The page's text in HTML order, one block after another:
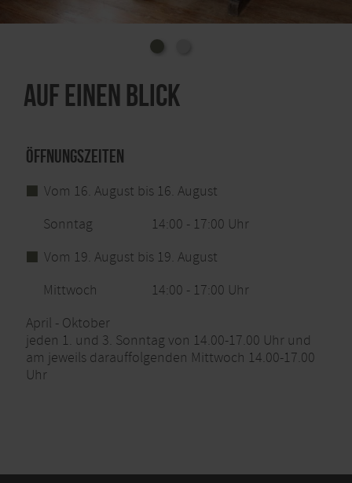
verliehen.
Auf einen Blick
Öffnungszeiten
Vom 16. August bis 16. August
Sonntag
14:00 - 17:00 Uhr
Vom 19. August bis 19. August
Mittwoch
14:00 - 17:00 Uhr
April - Oktober
jeden 1. und 3. Sonntag von 14.00-17.00 Uhr und
am jeweils darauffolgenden Mittwoch 14.00-17.00
Uhr